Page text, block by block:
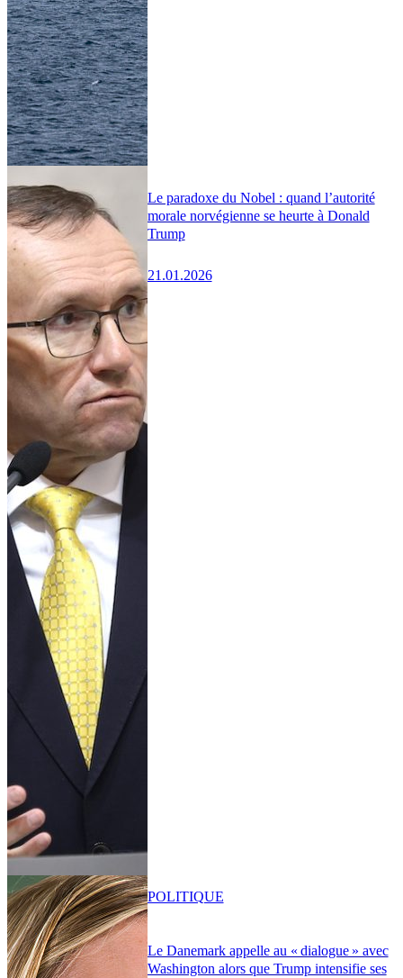
Le paradoxe du Nobel : quand l’autorité
morale norvégienne se heurte à Donald
Trump
21.01.2026
Le Danemark appelle au « dialogue » avec
Washington alors que Trump intensifie ses
POLITIQUE